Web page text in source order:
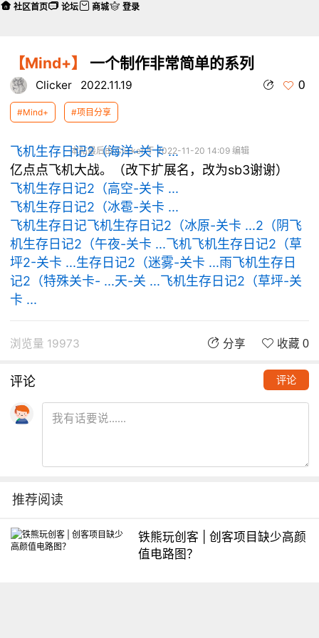
【Mind+】 一个制作非常简单的系列
Clicker 2022.11.19 0
#Mind+ #项目分享
本帖最后由 Clicker 于 2022-11-20 14:09 编辑
飞机生存日记2（海洋-关卡 ...
亿点点飞机大战。（改下扩展名，改为sb3谢谢）
飞机生存日记2（高空-关卡 ...
飞机生存日记2（冰雹-关卡 ...
飞机生存日记飞机生存日记2（冰原-关卡 ...2（阴飞
机生存日记2（午夜-关卡 ...飞机飞机生存日记2（草
坪2-关卡 ...生存日记2（迷雾-关卡 ...雨飞机生存日
记2（特殊关卡- ...天-关 ...飞机生存日记2（草坪-关
卡 ...
浏览量 19973 分享 收藏 0
评论 评论
推荐阅读
铁熊玩创客 | 创客项目缺少高颜
值电路图？
社区首页 论坛 商城 登录